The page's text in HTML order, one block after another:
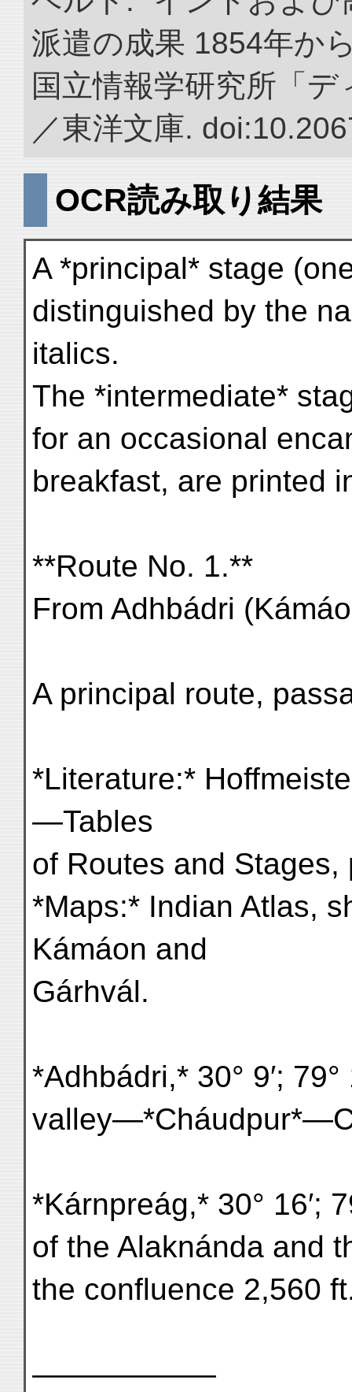
派遣の成果 1854年か
国立情報学研究所「
／東洋文庫.
OCR読み取り結果
A *principal* stage
distinguished by the
italics.
The *intermediate*
for an occasional
breakfast, are printed
**Route No. 1.**
From Adhbádri
A principal route,
*Literature:*
—Tables
of Routes and Stages,
*Maps:* Indian Atlas,
Kámáon and
Gárhvál.
*Adhbádri,* 30° 9′;
*Kárnpreág,* 30° 16′;
of the Alaknánda and
the confluence 2,560
——————